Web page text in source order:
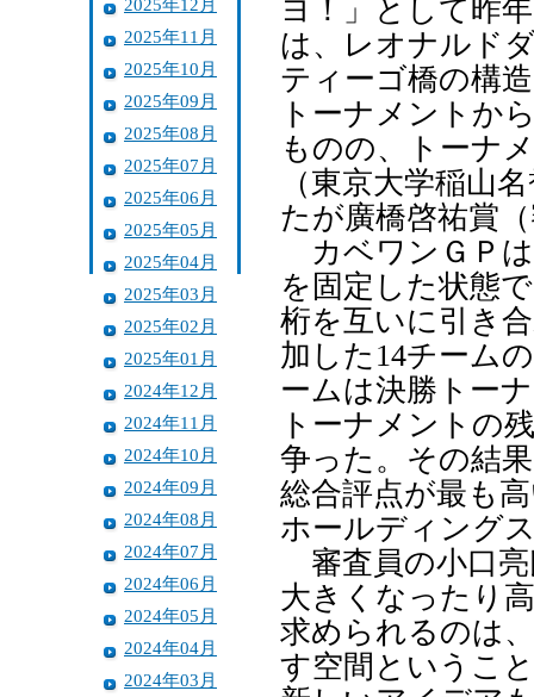
2025年12月
2025年11月
2025年10月
2025年09月
2025年08月
2025年07月
2025年06月
2025年05月
2025年04月
2025年03月
2025年02月
2025年01月
2024年12月
2024年11月
2024年10月
2024年09月
2024年08月
2024年07月
2024年06月
2024年05月
2024年04月
2024年03月
ヨ！」として昨
は、レオナルド
ティーゴ橋の構
トーナメントか
ものの、トーナ
（東京大学稲山
たが廣橋啓祐賞
カベワンＧＰは
を固定した状態
桁を互いに引き
加した14チーム
ームは決勝トー
トーナメントの
争った。その結
総合評点が最も
ホールディング
審査員の小口亮
大きくなったり
求められるのは
す空間というこ